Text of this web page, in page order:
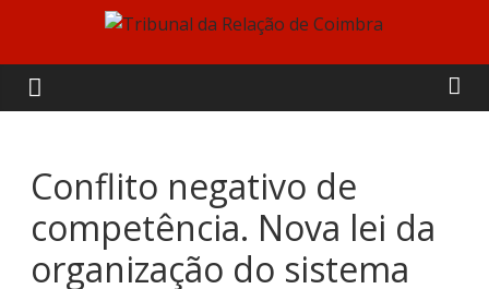
content
Tribunal
da
Relação
de
Conflito negativo de
competência. Nova lei da
organização do sistema